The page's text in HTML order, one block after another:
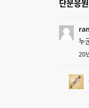
단문응
누
20